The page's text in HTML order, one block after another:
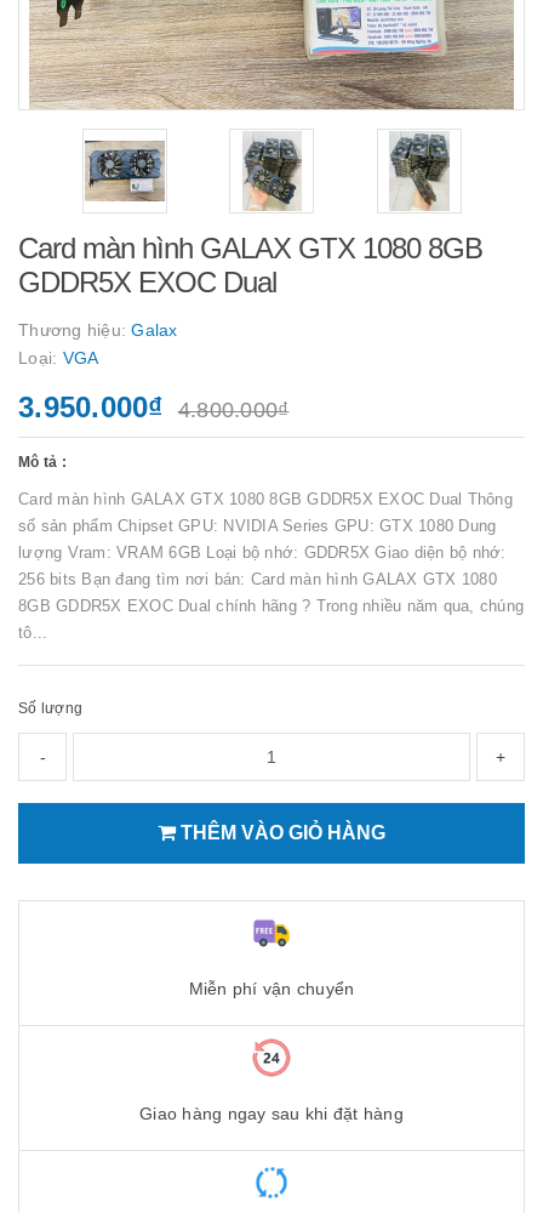
Card màn hình GALAX GTX 1080 8GB
GDDR5X EXOC Dual
Thương hiệu:Galax
Loại: VGA
3.950.000₫ 4.800.000₫
Mô tả :
Card màn hình GALAX GTX 1080 8GB GDDR5X EXOC Dual Thông
số sản phẩm Chipset GPU: NVIDIA Series GPU: GTX 1080 Dung
lượng Vram: VRAM 6GB Loại bộ nhớ: GDDR5X Giao diện bộ nhớ:
256 bits Bạn đang tìm nơi bán: Card màn hình GALAX GTX 1080
8GB GDDR5X EXOC Dual chính hãng ? Trong nhiều năm qua, chúng
tô...
Số lượng
- +
THÊM VÀO GIỎ HÀNG
Miễn phí vận chuyển
Giao hàng ngay sau khi đặt hàng